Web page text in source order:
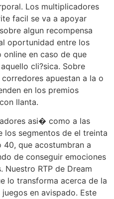
Los multiplicadores
facil se va a apoyar
algun recompensa
oportunidad entre los
online en caso de que
cli?sica. Sobre
apuestan a la o
en los premios
llanta.
asi� como a las
los segmentos de el treinta
que acostumbran a
de conseguir emociones
Nuestro RTP de Dream
lo transforma acerca de la
en avispado. Este